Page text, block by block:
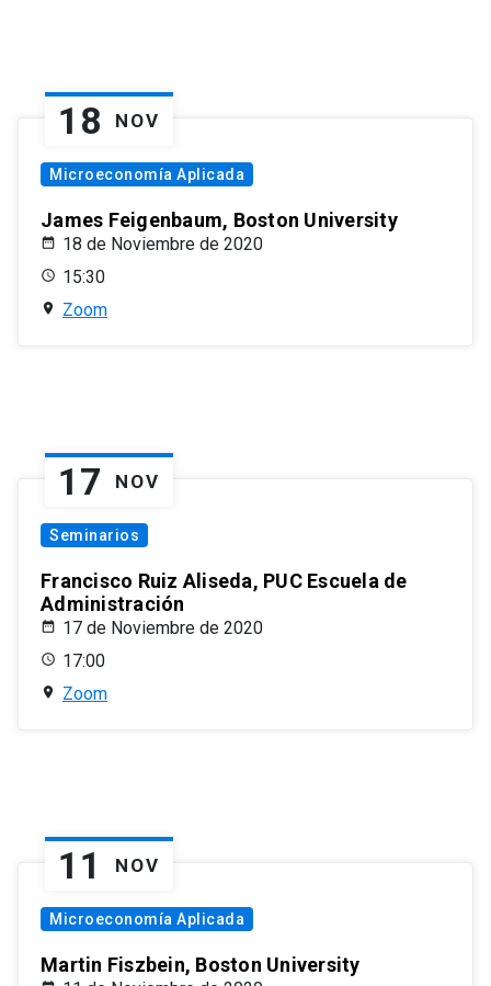
18 NOV
Microeconomía Aplicada
James Feigenbaum, Boston University
18 de Noviembre de 2020
15:30
Zoom
17 NOV
Seminarios
Francisco Ruiz Aliseda, PUC Escuela de
Administración
17 de Noviembre de 2020
17:00
Zoom
11 NOV
Microeconomía Aplicada
Martin Fiszbein, Boston University